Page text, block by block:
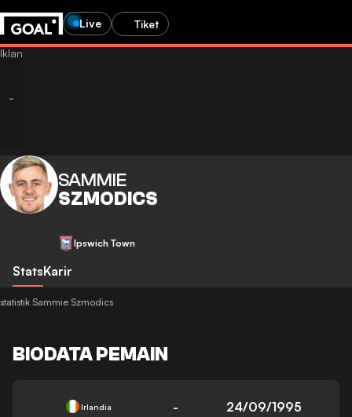
Live Tiket
SAMMIE
SZMODICS
Ipswich Town
StatsKarir
statistik Sammie Szmodics
BIODATA PEMAIN
Irlandia - 24/09/1995